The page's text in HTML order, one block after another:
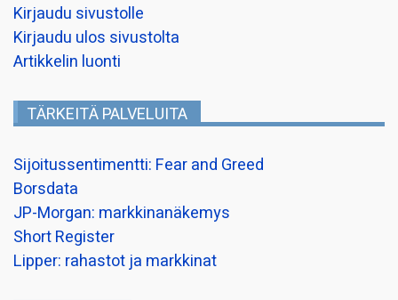
Kirjaudu sivustolle
Kirjaudu ulos sivustolta
Artikkelin luonti
TÄRKEITÄ PALVELUITA
Sijoitussentimentti: Fear and Greed
Borsdata
JP-Morgan: markkinanäkemys
Short Register
Lipper: rahastot ja markkinat